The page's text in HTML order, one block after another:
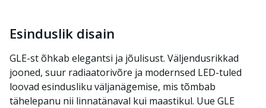
Esinduslik disain
GLE-st õhkab elegantsi ja jõulisust. Väljendusrikkad
jooned, suur radiaatorivõre ja modernsed LED-tuled
loovad esindusliku väljanägemise, mis tõmbab
tähelepanu nii linnatänaval kui maastikul. Uue GLE